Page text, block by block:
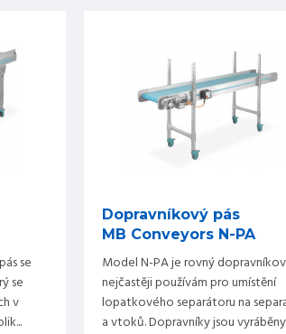
se
se
v
Dopravníkový pás
MB Conveyors N-PA
Model N-PA je rovný
nejčastěji používám pro umístění
lopatkového separátoru na
a vtoků. Dopravníky jsou